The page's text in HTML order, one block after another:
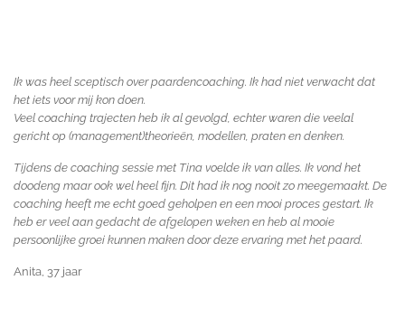
Ik was heel sceptisch over paardencoaching. Ik had niet verwacht dat
het iets voor mij kon doen.
Veel coaching trajecten heb ik al gevolgd, echter waren die veelal
gericht op (management)theorieën, modellen, praten en denken.
Tijdens de coaching sessie met Tina voelde ik van alles. Ik vond het
doodeng maar ook wel heel fijn. Dit had ik nog nooit zo meegemaakt. De
coaching heeft me echt goed geholpen en een mooi proces gestart. Ik
heb er veel aan gedacht de afgelopen weken en heb al mooie
persoonlijke groei kunnen maken door deze ervaring met het paard.
Anita, 37 jaar